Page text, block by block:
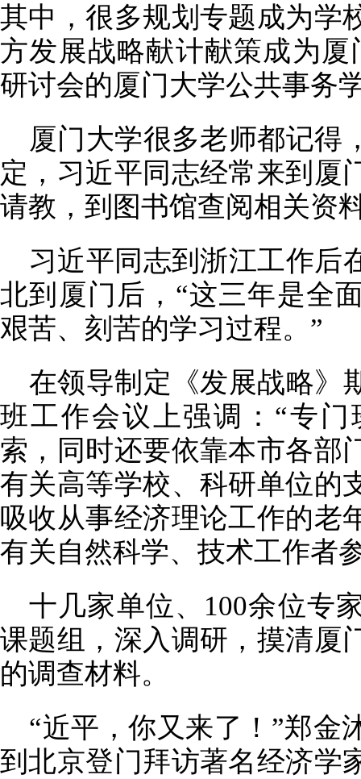
其中，很多规划专题成为学
方发展战略献计献策成为
研讨会的厦门大学公共事务
厦门大学很多老师都记得
定，习近平同志经常来到厦
请教，到图书馆查阅相关资
习近平同志到浙江工作后
北到厦门后，“这三年是全
艰苦、刻苦的学习过程。”
在领导制定《发展战略》
班工作会议上强调：“专
索，同时还要依靠本市各部
有关高等学校、科研单位的
吸收从事经济理论工作的老
有关自然科学、技术工作者
十几家单位、100余位专
课题组，深入调研，摸清厦
的调查材料。
“近平，你又来了！”郑金
到北京登门拜访著名经济学